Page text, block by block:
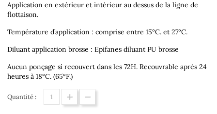
Application en extérieur et intérieur au dessus de la ligne de
flottaison.
Température d’application : comprise entre 15°C. et 27°C.
Diluant application brosse : Epifanes diluant PU brosse
Aucun ponçage si recouvert dans les 72H. Recouvrable après 24
heures à 18°C. (65°F.)
Quantité :